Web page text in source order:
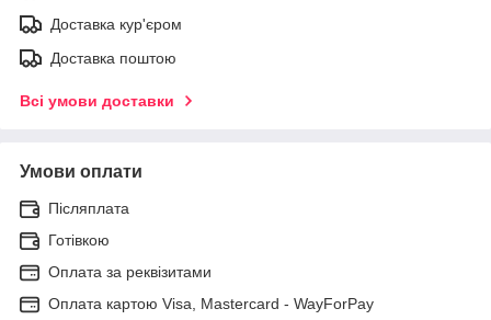
Доставка кур'єром
Доставка поштою
Всі умови доставки
Умови оплати
Післяплата
Готівкою
Оплата за реквізитами
Оплата картою Visa, Mastercard - WayForPay